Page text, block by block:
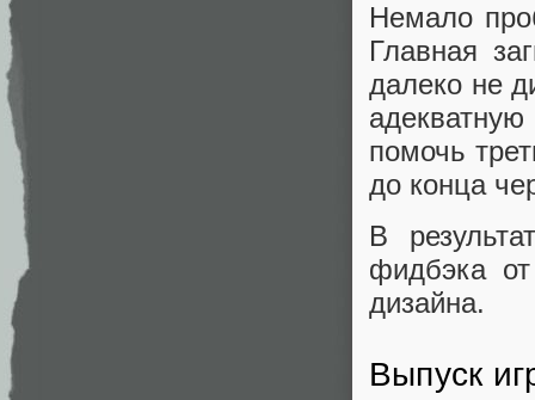
Немало
Главная
далеко не
помочь
до конца
В
фидбэка
дизайна.
Выпуск